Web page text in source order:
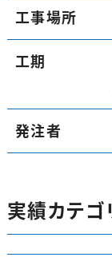
工事場所
工期
発注者
実績カテゴ